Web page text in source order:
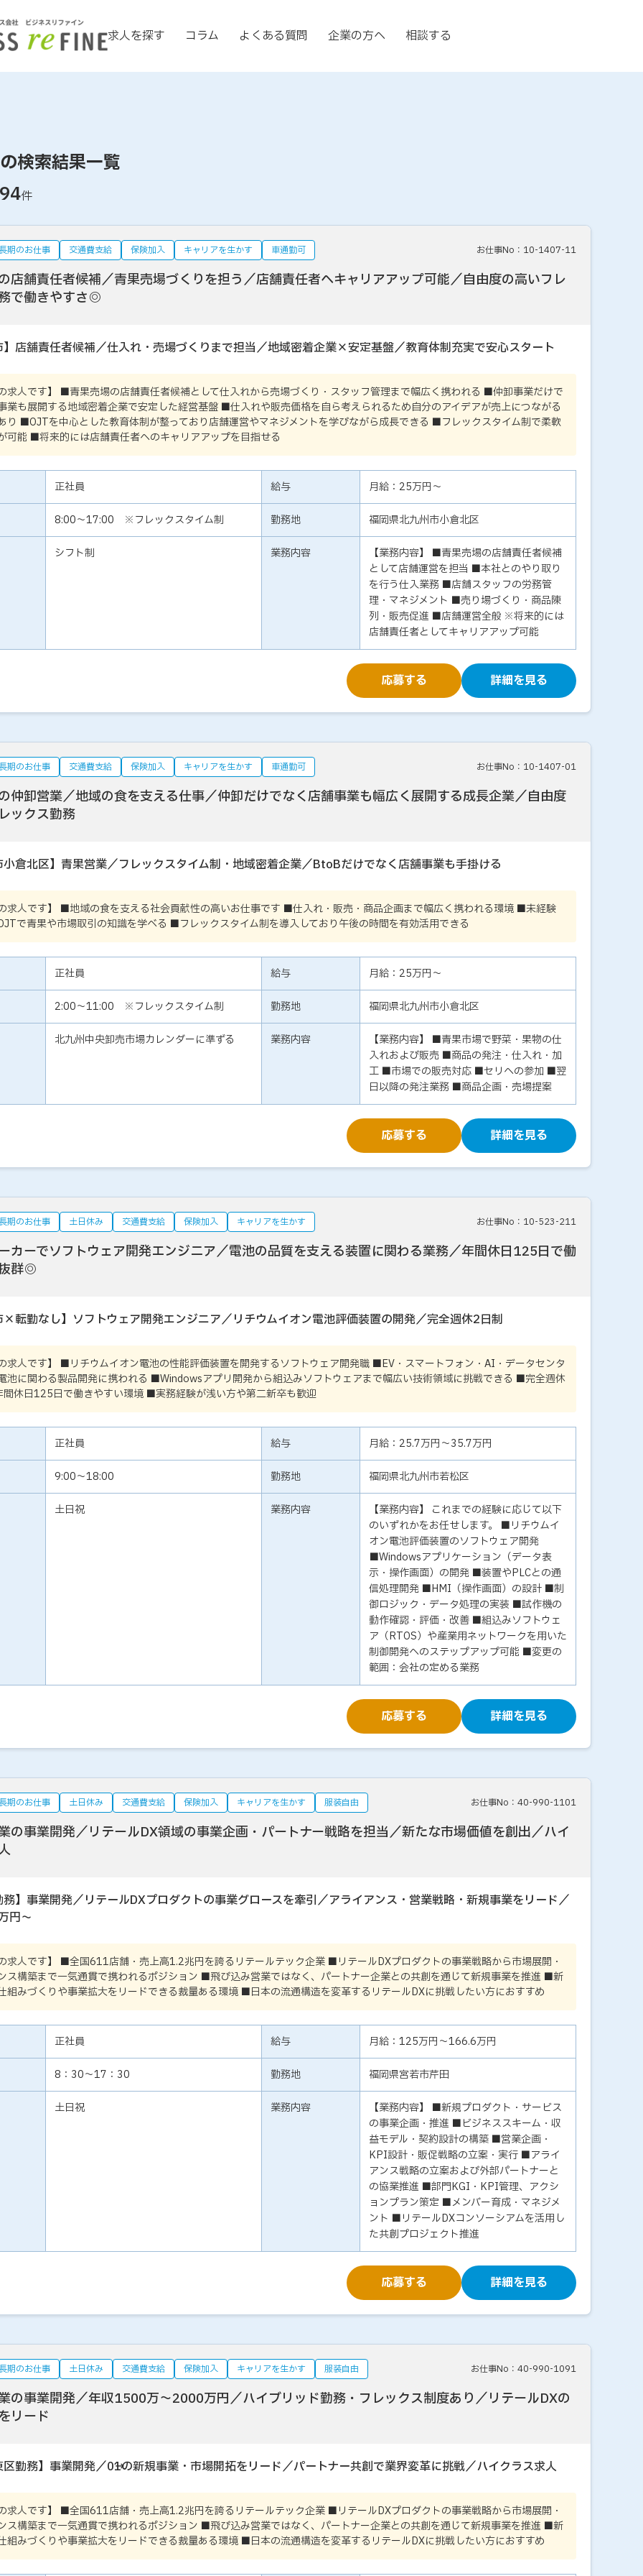
求人を探す コラム よくある質問 企業の方へ 相談する
検索結果一覧
件
期のお仕事 交通費支給 保険加入 キャリアを生かす 車通勤可 お仕事No：10-1407-11
店舗責任者候補／青果売場づくりを担う／店舗責任者へキャリアアップ可能／自由度の高いフレ
で働きやすさ◎
店舗責任者候補／仕入れ・売場づくりまで担当／地域密着企業×安定基盤／教育体制充実で安心スタート
求人です】 ■青果売場の店舗責任者候補として仕入れから売場づくり・スタッフ管理まで幅広く携われる ■仲卸事業だけで
業も展開する地域密着企業で安定した経営基盤 ■仕入れや販売価格を自ら考えられるため自分のアイデアが売上につながる
り ■OJTを中心とした教育体制が整っており店舗運営やマネジメントを学びながら成長できる ■フレックスタイム制で柔軟
可能 ■将来的には店舗責任者へのキャリアアップを目指せる
正社員 給与 月給：25万円～
8:00～17:00 ※フレックスタイム制 勤務地 福岡県北九州市小倉北区
シフト制 業務内容
【業務内容】 ■青果売場の店舗責任者候補
として店舗運営を担当 ■本社とのやり取り
を行う仕入業務 ■店舗スタッフの労務管
理・マネジメント ■売り場づくり・商品陳
列・販売促進 ■店舗運営全般 ※将来的には
店舗責任者としてキャリアアップ可能
応募する 詳細を見る
期のお仕事 交通費支給 保険加入 キャリアを生かす 車通勤可 お仕事No：10-1407-01
仲卸営業／地域の食を支える仕事／仲卸だけでなく店舗事業も幅広く展開する成長企業／自由度
ックス勤務
倉北区】青果営業／フレックスタイム制・地域密着企業／BtoBだけでなく店舗事業も手掛ける
求人です】 ■地域の食を支える社会貢献性の高いお仕事です ■仕入れ・販売・商品企画まで幅広く携われる環境 ■未経験
で青果や市場取引の知識を学べる ■フレックスタイム制を導入しており午後の時間を有効活用できる
正社員 給与 月給：25万円～
2:00～11:00 ※フレックスタイム制 勤務地 福岡県北九州市小倉北区
北九州中央卸売市場カレンダーに準ずる 業務内容
【業務内容】 ■青果市場で野菜・果物の仕
入れおよび販売 ■商品の発注・仕入れ・加
工 ■市場での販売対応 ■セリへの参加 ■翌
日以降の発注業務 ■商品企画・売場提案
応募する 詳細を見る
期のお仕事 土日休み 交通費支給 保険加入 キャリアを生かす お仕事No：10-523-211
カーでソフトウェア開発エンジニア／電池の品質を支える装置に関わる業務／年間休日125日で働
群◎
転勤なし】ソフトウェア開発エンジニア／リチウムイオン電池評価装置の開発／完全週休2日制
求人です】 ■リチウムイオン電池の性能評価装置を開発するソフトウェア開発職 ■EV・スマートフォン・AI・データセンタ
池に関わる製品開発に携われる ■Windowsアプリ開発から組込みソフトウェアまで幅広い技術領域に挑戦できる ■完全週休
間休日125日で働きやすい環境 ■実務経験が浅い方や第二新卒も歓迎
正社員 給与 月給：25.7万円～35.7万円
9:00～18:00 勤務地 福岡県北九州市若松区
土日祝 業務内容
【業務内容】 これまでの経験に応じて以下
のいずれかをお任せします。 ■リチウムイ
オン電池評価装置のソフトウェア開発
■Windowsアプリケーション（データ表
示・操作画面）の開発 ■装置やPLCとの通
信処理開発 ■HMI（操作画面）の設計 ■制
御ロジック・データ処理の実装 ■試作機の
動作確認・評価・改善 ■組込みソフトウェ
ア（RTOS）や産業用ネットワークを用いた
制御開発へのステップアップ可能 ■変更の
範囲：会社の定める業務
応募する 詳細を見る
期のお仕事 土日休み 交通費支給 保険加入 キャリアを生かす 服装自由 お仕事No：40-990-1101
の事業開発／リテールDX領域の事業企画・パートナー戦略を担当／新たな市場価値を創出／ハイ
】事業開発／リテールDXプロダクトの事業グロースを牽引／アライアンス・営業戦略・新規事業をリード／
円～
求人です】 ■全国611店舗・売上高1.2兆円を誇るリテールテック企業 ■リテールDXプロダクトの事業戦略から市場展開・
ス構築まで一気通貫で携われるポジション ■飛び込み営業ではなく、パートナー企業との共創を通じて新規事業を推進 ■新
組みづくりや事業拡大をリードできる裁量ある環境 ■日本の流通構造を変革するリテールDXに挑戦したい方におすすめ
正社員 給与 月給：125万円～166.6万円
8：30～17：30 勤務地 福岡県宮若市芹田
土日祝 業務内容
【業務内容】 ■新規プロダクト・サービス
の事業企画・推進 ■ビジネススキーム・収
益モデル・契約設計の構築 ■営業企画・
KPI設計・販促戦略の立案・実行 ■アライ
アンス戦略の立案および外部パートナーと
の協業推進 ■部門KGI・KPI管理、アクシ
ョンプラン策定 ■メンバー育成・マネジメ
ント ■リテールDXコンソーシアムを活用し
た共創プロジェクト推進
応募する 詳細を見る
期のお仕事 土日休み 交通費支給 保険加入 キャリアを生かす 服装自由 お仕事No：40-990-1091
の事業開発／年収1500万～2000万円／ハイブリッド勤務・フレックス制度あり／リテールDXの
リード
勤務】事業開発／0→1の新規事業・市場開拓をリード／パートナー共創で業界変革に挑戦／ハイクラス求人
求人です】 ■全国611店舗・売上高1.2兆円を誇るリテールテック企業 ■リテールDXプロダクトの事業戦略から市場展開・
ス構築まで一気通貫で携われるポジション ■飛び込み営業ではなく、パートナー企業との共創を通じて新規事業を推進 ■新
組みづくりや事業拡大をリードできる裁量ある環境 ■日本の流通構造を変革するリテールDXに挑戦したい方におすすめ